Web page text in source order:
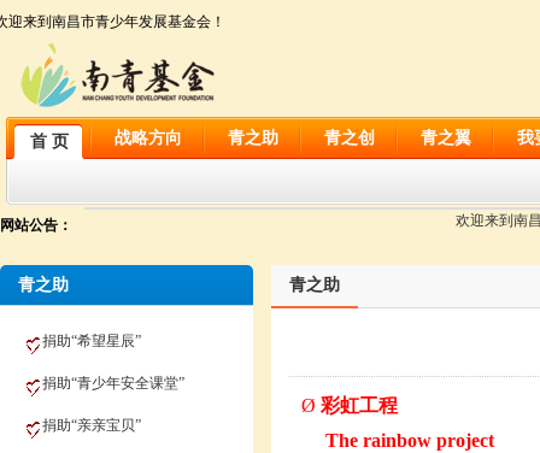
迎来到南昌市青少年发展基金会！
首 页 战略方向 青之助 青之创 青之翼 我
网站公告： 欢迎来到南
青之助
捐助“希望星辰”
捐助“青少年安全课堂”
捐助“亲亲宝贝”
青之助
Ø 彩虹工程
The rainbow project